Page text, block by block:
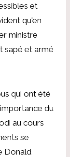
et
qu'en
ministre
sapé et armé
qui ont été
du
au cours
se
Donald